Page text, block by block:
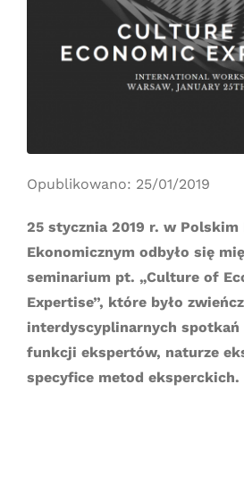
Opublikowano: 25/01/2019
25 stycznia 2019 r. w
Ekonomicznym odbyło się
seminarium pt. „Culture of
Expertise”, które było
interdyscyplinarnych spotkań
funkcji ekspertów, naturze
specyfice metod eksperckich.